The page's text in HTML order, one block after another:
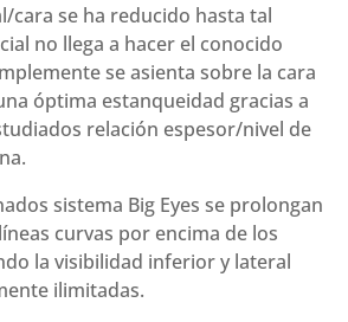
cara se ha reducido hasta tal
no llega a hacer el conocido
se asienta sobre la cara
óptima estanqueidad gracias a
relación espesor/nivel de
sistema Big Eyes se prolongan
curvas por encima de los
la visibilidad inferior y lateral
ilimitadas.